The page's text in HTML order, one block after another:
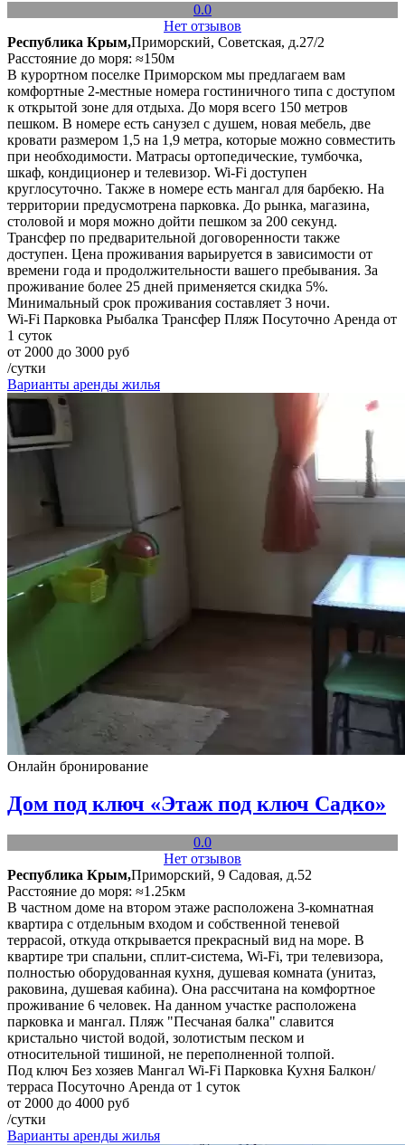
0.0
Нет отзывов
Республика Крым,Приморский, Советская, д.27/2
Расстояние до моря: ≈150м
В курортном поселке Приморском мы предлагаем вам
комфортные 2-местные номера гостиничного типа с доступом
к открытой зоне для отдыха. До моря всего 150 метров
пешком. В номере есть санузел с душем, новая мебель, две
кровати размером 1,5 на 1,9 метра, которые можно совместить
при необходимости. Матрасы ортопедические, тумбочка,
шкаф, кондиционер и телевизор. Wi-Fi доступен
круглосуточно. Также в номере есть мангал для барбекю. На
территории предусмотрена парковка. До рынка, магазина,
столовой и моря можно дойти пешком за 200 секунд.
Трансфер по предварительной договоренности также
доступен. Цена проживания варьируется в зависимости от
времени года и продолжительности вашего пребывания. За
проживание более 25 дней применяется скидка 5%.
Минимальный срок проживания составляет 3 ночи.
Wi-Fi Парковка Рыбалка Трансфер Пляж Посуточно Аренда от
1 суток
от 2000 до 3000 руб
/сутки
Варианты аренды жилья
Онлайн бронирование
Дом под ключ «Этаж под ключ Садко»
0.0
Нет отзывов
Республика Крым,Приморский, 9 Садовая, д.52
Расстояние до моря: ≈1.25км
В частном доме на втором этаже расположена 3-комнатная
квартира с отдельным входом и собственной теневой
террасой, откуда открывается прекрасный вид на море. В
квартире три спальни, сплит-система, Wi-Fi, три телевизора,
полностью оборудованная кухня, душевая комната (унитаз,
раковина, душевая кабина). Она рассчитана на комфортное
проживание 6 человек. На данном участке расположена
парковка и мангал. Пляж "Песчаная балка" славится
кристально чистой водой, золотистым песком и
относительной тишиной, не переполненной толпой.
Под ключ Без хозяев Мангал Wi-Fi Парковка Кухня Балкон/
терраса Посуточно Аренда от 1 суток
от 2000 до 4000 руб
/сутки
Варианты аренды жилья